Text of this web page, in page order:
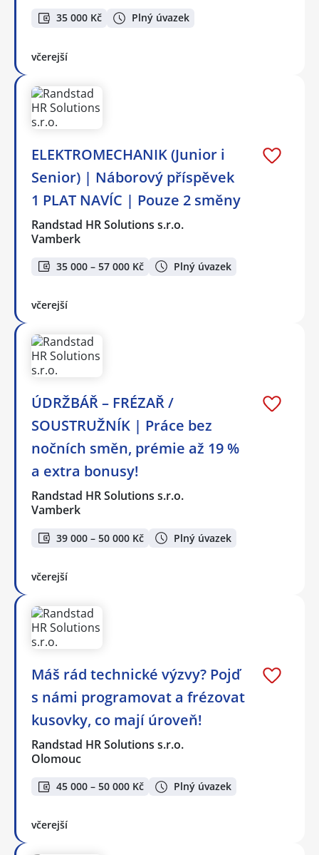
35 000 Kč Plný úvazek
včerejší
ELEKTROMECHANIK (Junior i
Senior) | Náborový příspěvek
1 PLAT NAVÍC | Pouze 2 směny
Randstad HR Solutions s.r.o.
Vamberk
35 000 – 57 000 Kč Plný úvazek
včerejší
ÚDRŽBÁŘ – FRÉZAŘ /
SOUSTRUŽNÍK | Práce bez
nočních směn, prémie až 19 %
a extra bonusy!
Randstad HR Solutions s.r.o.
Vamberk
39 000 – 50 000 Kč Plný úvazek
včerejší
Máš rád technické výzvy? Pojď
s námi programovat a frézovat
kusovky, co mají úroveň!
Randstad HR Solutions s.r.o.
Olomouc
45 000 – 50 000 Kč Plný úvazek
včerejší